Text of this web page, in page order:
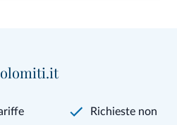
Richieste non